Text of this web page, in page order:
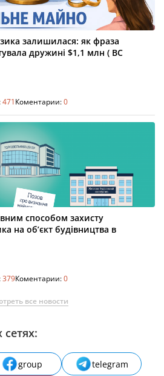
залишилася: як фраза
дружині $1,1 млн ( ВС
471Коментарии:0
способом захисту
на об’єкт будівництва в
379Коментарии:0
все новости
group
telegram